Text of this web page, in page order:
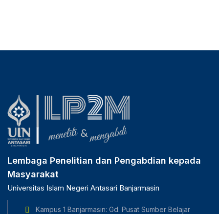
Lembaga Penelitian dan Pengabdian kepada
Masyarakat
Universitas Islam Negeri Antasari Banjarmasin
Kampus 1 Banjarmasin: Gd. Pusat Sumber Belajar